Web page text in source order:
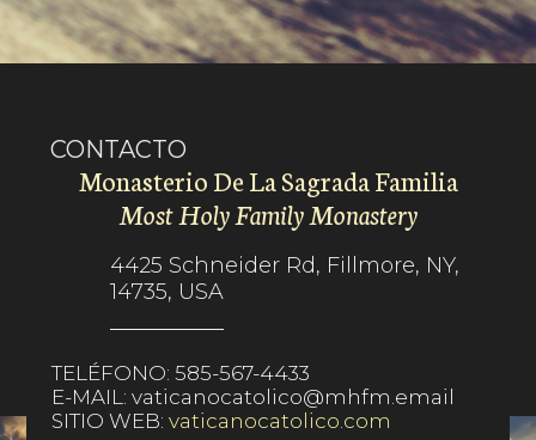
CONTACTO
Monasterio De La Sagrada Familia
Most Holy Family Monastery
4425 Schneider Rd, Fillmore, NY,
14735, USA
TELÉFONO:585-567-4433
E-MAIL:vaticanocatolico@mhfm.email
SITIO WEB:vaticanocatolico.com